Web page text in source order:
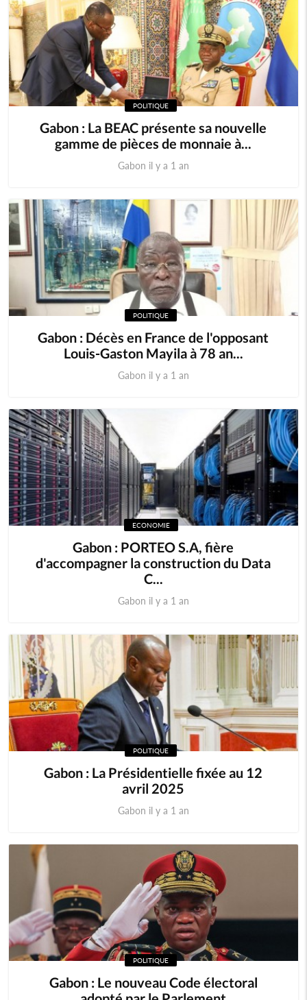
POLITIQUE
Gabon : La BEAC présente sa nouvelle
gamme de pièces de monnaie à...
Gabon il y a 1 an
POLITIQUE
Gabon : Décès en France de l'opposant
Louis-Gaston Mayila à 78 an...
Gabon il y a 1 an
ECONOMIE
Gabon : PORTEO S.A, fière
d'accompagner la construction du Data
C...
Gabon il y a 1 an
POLITIQUE
Gabon : La Présidentielle fixée au 12
avril 2025
Gabon il y a 1 an
POLITIQUE
Gabon : Le nouveau Code électoral